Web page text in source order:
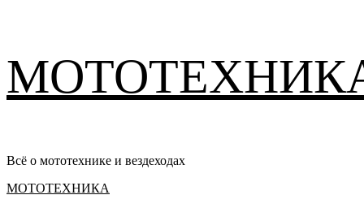
содержимому
Всё о мототехнике и вездеходах
Основное
МОТОТЕХНИКА